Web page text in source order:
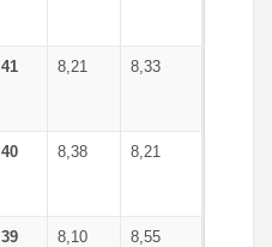
8,21 8,33
8,38 8,21
8,10 8,55